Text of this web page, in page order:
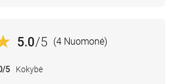
5.0/5 (4 Nuomonė)
/5 Kokybė